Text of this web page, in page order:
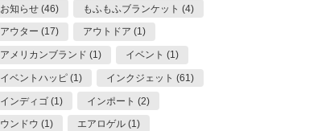
お知らせ (46) もふもふブランケット (4)
アウター (17) アウトドア (1)
アメリカンブランド (1) イベント (1)
イベントハッピ (1) インクジェット (61)
インディゴ (1) インポート (2)
ウンドウ (1) エアロゲル (1)